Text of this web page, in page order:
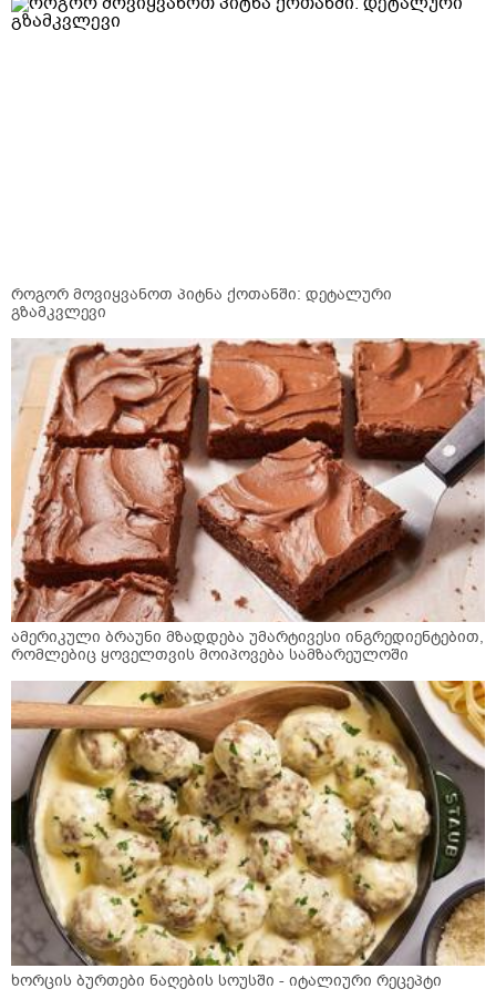
როგორ მოვიყვანოთ პიტნა ქოთანში: დეტალური
გზამკვლევი
ამერიკული ბრაუნი მზადდება უმარტივესი ინგრედიენტებით,
რომლებიც ყოველთვის მოიპოვება სამზარეულოში
ხორცის ბურთები ნაღების სოუსში - იტალიური რეცეპტი